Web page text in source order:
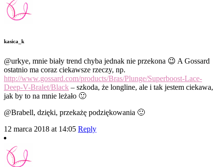
kasica_k
@urkye, mnie biały trend chyba jednak nie przekona 😉 A Gossard
ostatnio ma coraz ciekawsze rzeczy, np.
http://www.gossard.com/products/Bras/Plunge/Superboost-Lace-
Deep-V-Bralet/Black – szkoda, że longline, ale i tak jestem ciekawa,
jak by to na mnie leżało 🙂
@Brabell, dzięki, przekażę podziękowania 🙂
12 marca 2018 at 14:05 Reply